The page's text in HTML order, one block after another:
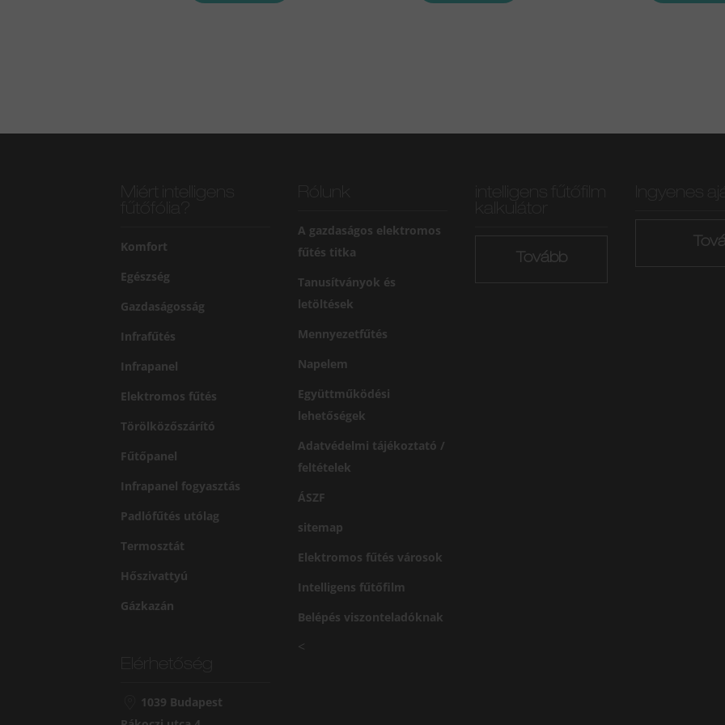
Komfort
Egészség
Gazdaságosság
Infrafűtés
Infrapanel
Elektromos fűtés
Törölközőszárító
Fűtőpanel
Infrapanel fogyasztás
Padlófűtés utólag
Termosztát
Hőszivattyú
Gázkazán
A gazdaságos elektromos
fűtés titka
Tanusítványok és
letöltések
Mennyezetfűtés
Napelem
Együttműködési
lehetőségek
Adatvédelmi tájékoztató /
feltételek
ÁSZF
sitemap
Elektromos fűtés városok
Intelligens fűtőfilm
Belépés viszonteladóknak
<
Tovább
1039 Budapest